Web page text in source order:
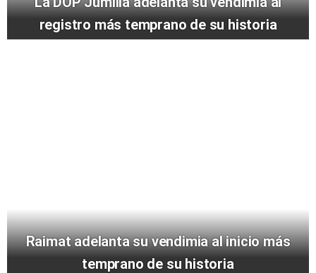
registro más temprano de su historia
Raimat adelanta su vendimia al inicio más
temprano de su historia